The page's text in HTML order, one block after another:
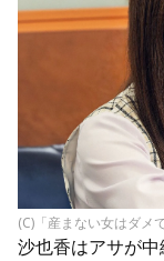
(C)「産まない女はダメ
沙也香はアサが